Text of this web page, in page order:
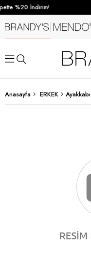
%20 İndirim!
Anasayfa ERKEK Ayakkabı